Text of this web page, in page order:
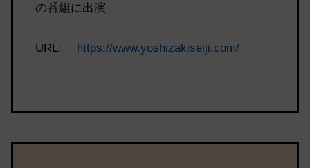
の番組に出演
URL: https://www.yoshizakiseiji.com/